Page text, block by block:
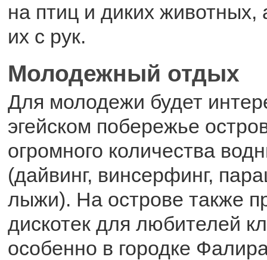
на птиц и диких животных,
их с рук.
Молодежный отдых
Для молодежи будет
эгейском побережье
огромного количества
(дайвинг, винсерфинг,
лыжи). На острове также
дискотек для любителей
особенно в городке